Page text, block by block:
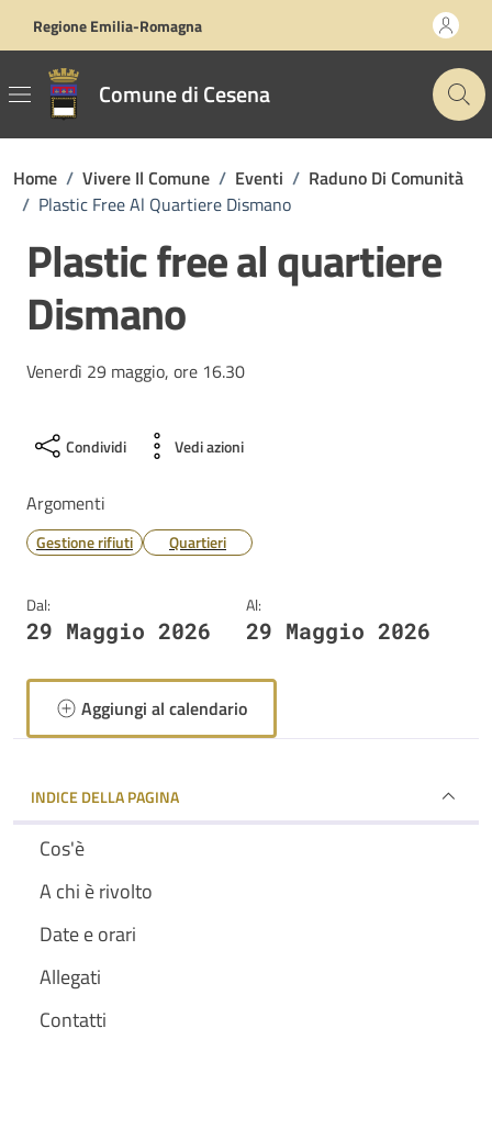
Regione Emilia-Romagna
Comune di Cesena
Home / Vivere Il Comune / Eventi / Raduno Di Comunità
/ Plastic Free Al Quartiere Dismano
Plastic free al quartiere
Dismano
Venerdì 29 maggio, ore 16.30
Condividi Vedi azioni
Argomenti
Gestione rifiuti Quartieri
Dal:
29 Maggio 2026
Al:
29 Maggio 2026
Aggiungi al calendario
INDICE DELLA PAGINA
Cos'è
A chi è rivolto
Date e orari
Allegati
Contatti